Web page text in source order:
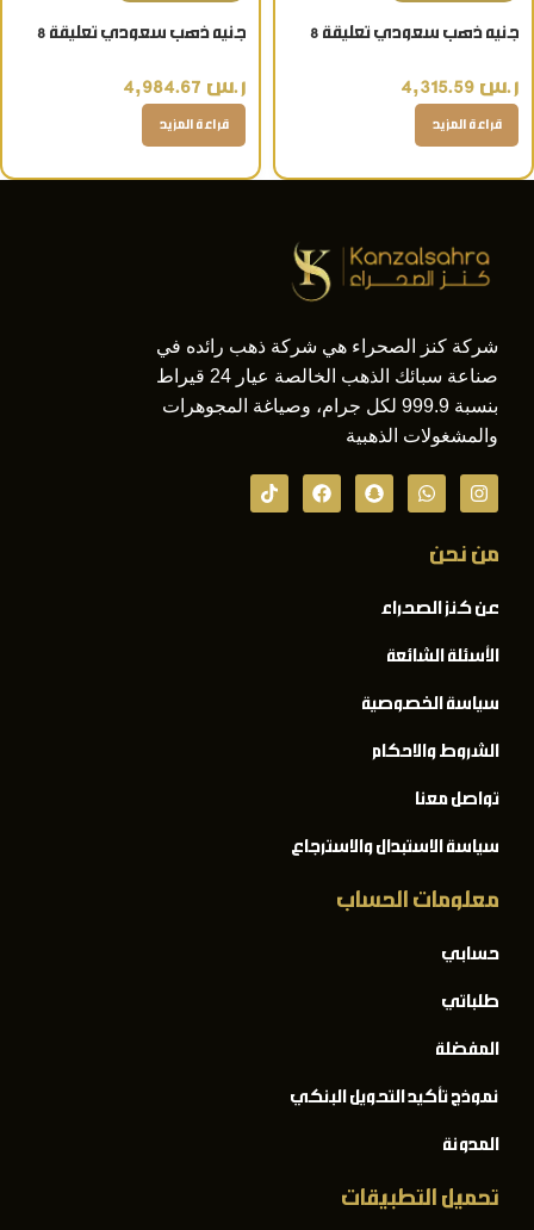
جنيه ذهب سعودي تعليقة 8
ر.س
قراءة المزيد
جنيه ذهب سعودي تعليقة 8
ر.س
قراءة المزيد
شركة كنز الصحراء هي شركة ذهب رائده في
صناعة سبائك الذهب الخالصة عيار 24 قيراط
بنسبة 999.9 لكل جرام، وصياغة المجوهرات
والمشغولات الذهبية
من نحن
عن كنز الصحراء
الأسئلة الشائعة
سياسة الخصوصية
الشروط والاحكام
تواصل معنا
سياسة الاستبدال والاسترجاع
معلومات الحساب
حسابي
طلباتي
المفضلة
نموذج تأكيد التحويل البنكي
المدونة
تحميل التطبيقات